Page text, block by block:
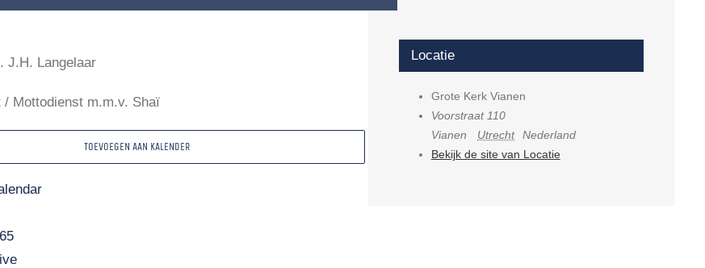
J.H. Langelaar
/ Mottodienst m.m.v. Shaï
TOEVOEGEN AAN KALENDER
Locatie
Grote Kerk Vianen
Voorstraat 110
Vianen
Utrecht
Nederland
Bekijk de site van Locatie